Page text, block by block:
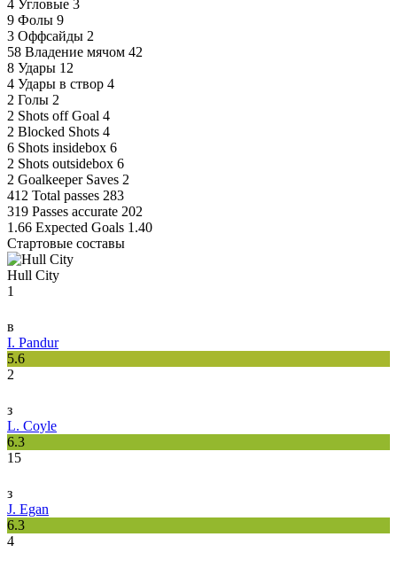
4 Угловые 3
9 Фолы 9
3 Оффсайды 2
58 Владение мячом 42
8 Удары 12
4 Удары в створ 4
2 Голы 2
2 Shots off Goal 4
2 Blocked Shots 4
6 Shots insidebox 6
2 Shots outsidebox 6
2 Goalkeeper Saves 2
412 Total passes 283
319 Passes accurate 202
1.66 Expected Goals 1.40
Стартовые составы
Hull City
1
в
I. Pandur
5.6
2
з
L. Coyle
6.3
15
з
J. Egan
6.3
4